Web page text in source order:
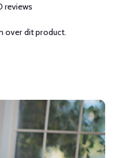
reviews
over dit product.